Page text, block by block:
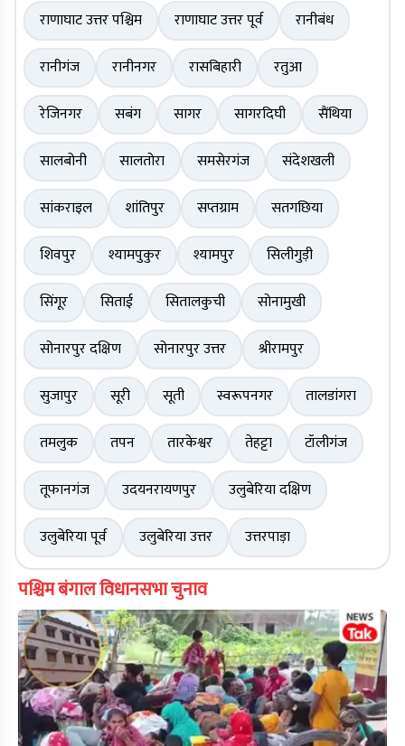
राणाघाट उत्तर पश्चिम
राणाघाट उत्तर पूर्व
रानीबंध
रानीगंज
रानीनगर रासबिहारी
रतुआ
रेजिनगर
सबंग सागर सागरदिघी
सैंथिया
सालबोनी
सालतोरा समसेरगंज
संदेशखली
सांकराइल
शांतिपुर सप्तग्राम
सतगछिया
शिवपुर
श्यामपुकुर श्यामपुर
सिलीगुड़ी
सिंगूर
सिताई सितालकुची
सोनामुखी
सोनारपुर दक्षिण
सोनारपुर उत्तर
श्रीरामपुर
सुजापुर
सूरी सूती स्वरूपनगर
तालडांगरा
तमलुक
तपन तारकेश्वर तेहट्टा
टॉलीगंज
तूफानगंज
उदयनरायणपुर
उलुबेरिया दक्षिण
उलुबेरिया पूर्व
उलुबेरिया उत्तर उत्तरपाड़ा
पश्चिम बंगाल विधानसभा चुनाव